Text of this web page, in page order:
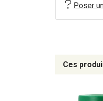
Poser
Ces